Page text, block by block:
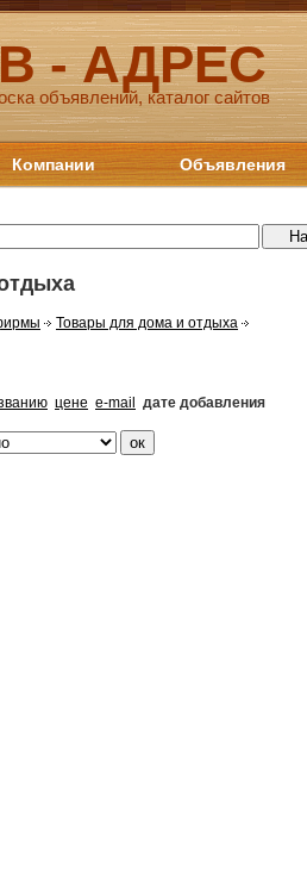
- АДРЕС
объявлений, каталог сайтов
Компании Объявления
Товары для дома и отдыха
цене e-mail дате добавления